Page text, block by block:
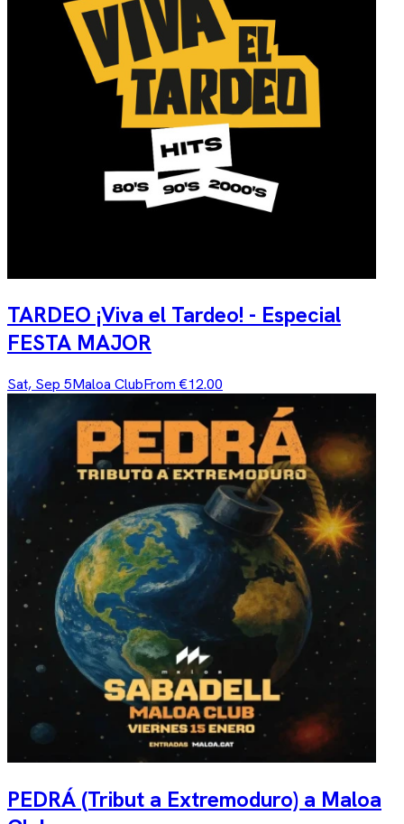
TARDEO ¡Viva el Tardeo! - Especial
FESTA MAJOR
Sat, Sep 5Maloa ClubFrom €12.00
PEDRÁ (Tribut a Extremoduro) a Maloa